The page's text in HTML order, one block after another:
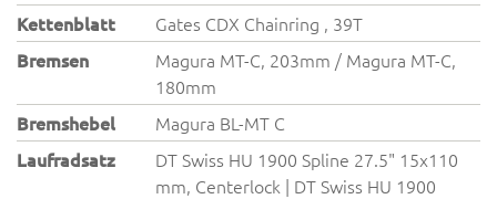
Kettenblatt
Gates CDX Chainring , 39T
Bremsen
Magura MT-C, 203mm / Magura MT-C,
180mm
Bremshebel
Magura BL-MT C
Laufradsatz
DT Swiss HU 1900 Spline 27.5" 15x110
mm, Centerlock | DT Swiss HU 1900